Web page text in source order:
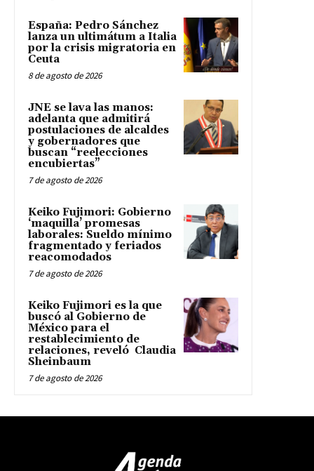
España: Pedro Sánchez
lanza un ultimátum a Italia
por la crisis migratoria en
Ceuta
8 de agosto de 2026
JNE se lava las manos:
adelanta que admitirá
postulaciones de alcaldes
y gobernadores que
buscan “reelecciones
encubiertas”
7 de agosto de 2026
Keiko Fujimori: Gobierno
‘maquilla’ promesas
laborales: Sueldo mínimo
fragmentado y feriados
reacomodados
7 de agosto de 2026
Keiko Fujimori es la que
buscó al Gobierno de
México para el
restablecimiento de
relaciones, reveló Claudia
Sheinbaum
7 de agosto de 2026